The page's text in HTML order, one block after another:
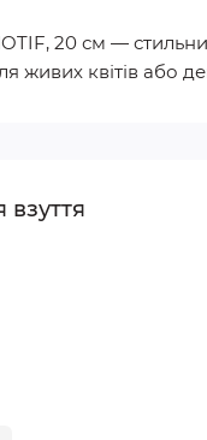
20 см —
живих квітів або